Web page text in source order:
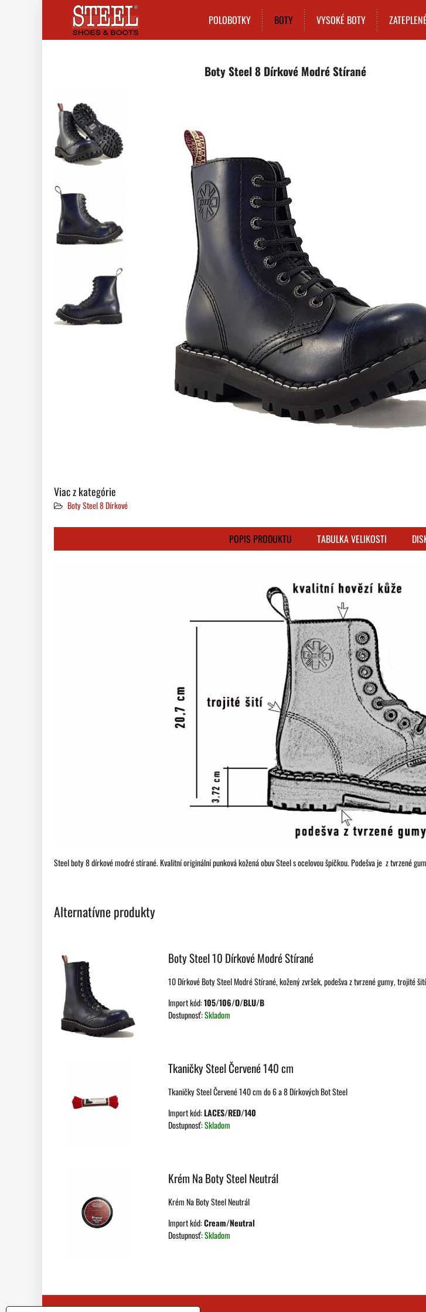
POLOBOTKY BOTY VYSOKÉ BOTY
Boty Steel 8 Dírkové Modré Stírané
Viac z kategórie
Boty Steel 8 Dírkové
POPIS PRODUKTU TABULKA VELIKOSTI
Steel boty 8 dírkové modré stírané. Kvalitní originální punková kožená obuv Steel s ocelovou špičkou. Podešva je z tvrzené
Alternatívne produkty
Boty Steel 10 Dírkové Modré Stírané
10 Dírkové Boty Steel Modré Stírané, kožený zvršek, podešva z tvrzené gumy, trojité
Import kód:105/106/O/BLU/B
Dostupnosť:Skladom
Tkaničky Steel Červené 140 cm
Tkaničky Steel Červené 140 cm do 6 a 8 Dírkových Bot Steel
Import kód:LACES/RED/140
Dostupnosť:Skladom
Krém Na Boty Steel Neutrál
Krém Na Boty Steel Neutrál
Import kód:Cream/Neutral
Dostupnosť:Skladom